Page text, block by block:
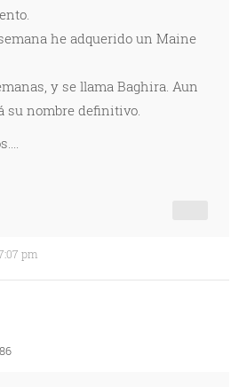
he adquerido un Maine
y se llama Baghira. Aun
su nombre definitivo.
pm